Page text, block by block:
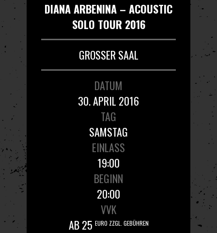
DIANA ARBENINA – ACOUSTIC
SOLO TOUR 2016
GROSSER SAAL
DATUM
30. APRIL 2016
TAG
SAMSTAG
EINLASS
19:00
BEGINN
20:00
VVK
AB 25 EURO ZZGL. GEBÜHREN